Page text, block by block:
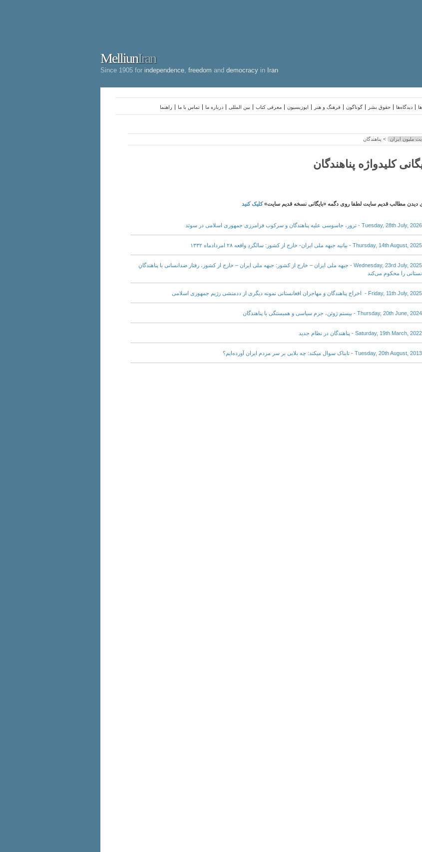
MelliunIran
Since 1905 for independence freedom and democracy in Iran
راهنما تماس با ما درباره ما بین المللی معرفی کتاب اپوزیسیون فرهنگ و هنر گوناگون حقوق بشر دیدگاه‌ها
ملیون ایران > پناهندگان
کلیدواژه پناهندگان
دیدن مطالب قدیم سایت لطفا روی دگمه «بایگانی نسخه قدیم سایت»کلیک کنید
Tuesday, 28th July, 2026 - ترور، جاسوسی علیه پناهندگان و سرکوب فرامرزی جمهوری اسلامی در سوئد
Thursday, 14th August, 2025 - بیانیه جبهه ملی ایران- خارج از کشور: سالگردِ واقعه ۲۸ امردادماه ۱۳۳۲
Wednesday, 23rd July, 2025 - جبهه ملی ایران – خارج از کشور: جبهه ملی ایران – خارج از کشور، رفتار ضدانسانی با پناهندگانِ
را محکوم می‌کند
Friday, 11th July, 2025 - اخراج پناهندگان و مهاجران افغانستانی نمونه دیگری از ددمنشی رژیم جمهوری اسلامی
Thursday, 20th June, 2024 - بیستم ژوئن، جرم سیاسی و همبستگی با پناهندگان
Saturday, 19th March, 2022 - پناهندگان در نظام جدید
Tuesday, 20th August, 2013 - تابناک سوال میکند: چه بلایی بر سر مردم ایران آورده‌ایم؟